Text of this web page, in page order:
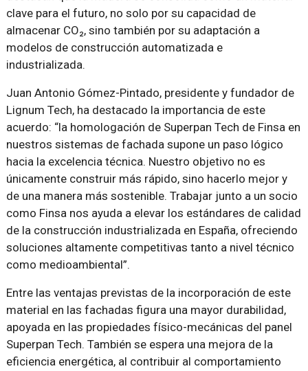
clave para el futuro, no solo por su capacidad de
almacenar CO₂, sino también por su adaptación a
modelos de construcción automatizada e
industrializada.
Juan Antonio Gómez-Pintado, presidente y fundador de
Lignum Tech, ha destacado la importancia de este
acuerdo: “la homologación de Superpan Tech de Finsa en
nuestros sistemas de fachada supone un paso lógico
hacia la excelencia técnica. Nuestro objetivo no es
únicamente construir más rápido, sino hacerlo mejor y
de una manera más sostenible. Trabajar junto a un socio
como Finsa nos ayuda a elevar los estándares de calidad
de la construcción industrializada en España, ofreciendo
soluciones altamente competitivas tanto a nivel técnico
como medioambiental”.
Entre las ventajas previstas de la incorporación de este
material en las fachadas figura una mayor durabilidad,
apoyada en las propiedades físico-mecánicas del panel
Superpan Tech. También se espera una mejora de la
eficiencia energética, al contribuir al comportamiento